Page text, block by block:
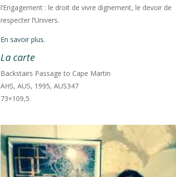
l’Engagement : le droit de vivre dignement, le devoir de
respecter l’Univers.
En savoir plus.
La carte
Backstairs Passage to Cape Martin
AHS, AUS, 1995, AUS347
73×109,5